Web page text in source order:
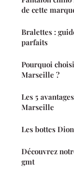
de cette
Bralettes :
parfaits
Pourquoi
Marseille ?
Les 5
Marseille
Les bottes
Découvrez
gmt